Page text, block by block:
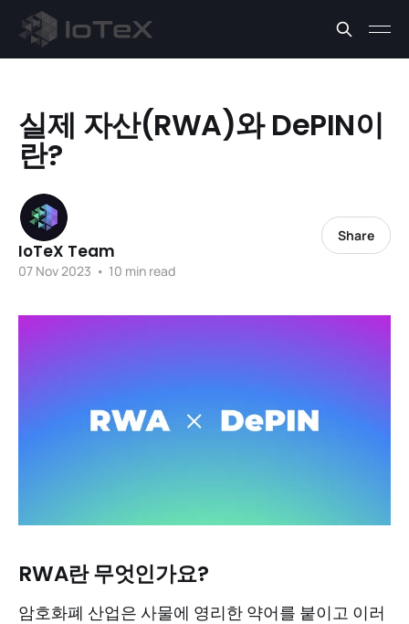
실제 자산(RWA)와 DePIN이
란?
IoTeX Team
07 Nov 2023 • 10 min read
Share
RWA란 무엇인가요?
암호화폐 산업은 사물에 영리한 약어를 붙이고 이러